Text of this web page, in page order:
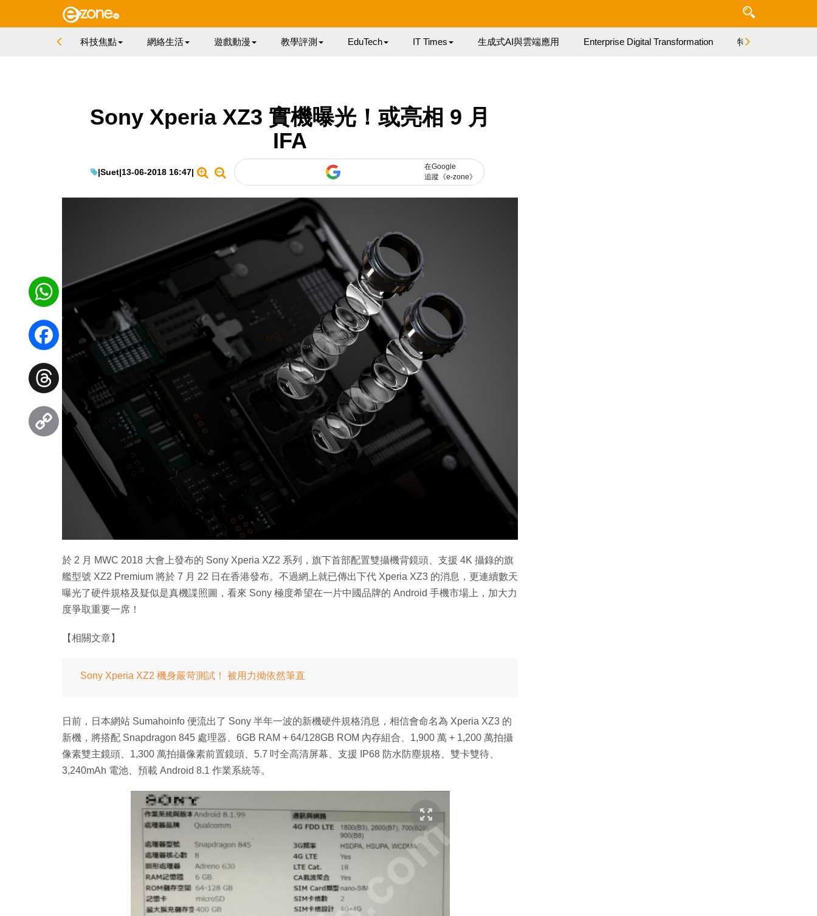
科技焦點 網絡生活 遊戲動漫 教學評測 EduTech IT Times 生成式AI與雲端應用 Enterprise Digital Transformation 特集
Sony Xperia XZ3 實機曝光！或亮相 9 月
IFA
|Suet|13-06-2018 16:47|
在Google
追蹤《e-zone》
於 2 月 MWC 2018 大會上發布的 Sony Xperia XZ2 系列，旗下首部配置雙攝機背鏡頭、支援 4K 攝錄的旗
艦型號 XZ2 Premium 將於 7 月 22 日在香港發布。不過網上就已傳出下代 Xperia XZ3 的消息，更連續數天
曝光了硬件規格及疑似是真機諜照圖，看來 Sony 極度希望在一片中國品牌的 Android 手機市場上，加大力
度爭取重要一席！
【相關文章】
Sony Xperia XZ2 機身嚴苛測試！ 被用力拗依然筆直
日前，日本網站 Sumahoinfo 便流出了 Sony 半年一波的新機硬件規格消息，相信會命名為 Xperia XZ3 的
新機，將搭配 Snapdragon 845 處理器、6GB RAM + 64/128GB ROM 內存組合、1,900 萬 + 1,200 萬拍攝
像素雙主鏡頭、1,300 萬拍攝像素前置鏡頭、5.7 吋全高清屏幕、支援 IP68 防水防塵規格、雙卡雙待、
3,240mAh 電池、預載 Android 8.1 作業系統等。
WhatsApp
Facebook
Threads
Copy